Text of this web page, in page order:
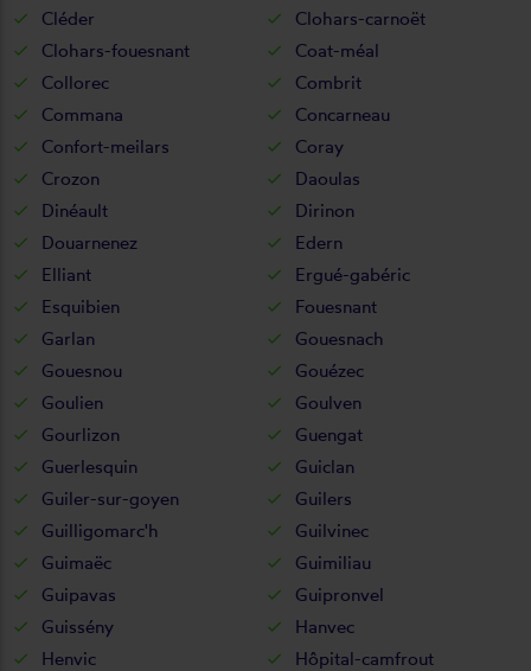
Cléder
Clohars-carnoët
Clohars-fouesnant
Coat-méal
Collorec
Combrit
Commana
Concarneau
Confort-meilars
Coray
Crozon
Daoulas
Dinéault
Dirinon
Douarnenez
Edern
Elliant
Ergué-gabéric
Esquibien
Fouesnant
Garlan
Gouesnach
Gouesnou
Gouézec
Goulien
Goulven
Gourlizon
Guengat
Guerlesquin
Guiclan
Guiler-sur-goyen
Guilers
Guilligomarc'h
Guilvinec
Guimaëc
Guimiliau
Guipavas
Guipronvel
Guissény
Hanvec
Henvic
Hôpital-camfrout